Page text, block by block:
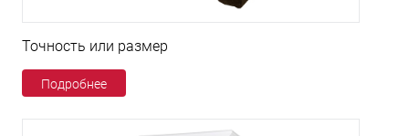
Точность или размер
Подробнее